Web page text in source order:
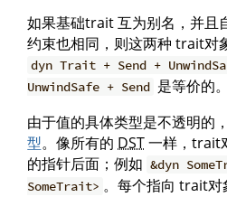
如果基础trait 互为别名，并且
约束也相同，则这两种 trait对
dyn Trait + Send +
UnwindSafe + Send 是等价的。
由于值的具体类型是不透明的
型。像所有的 DST一样，trait
的指针后面；例如 &dyn
SomeTrait> 。每个指向 trait对